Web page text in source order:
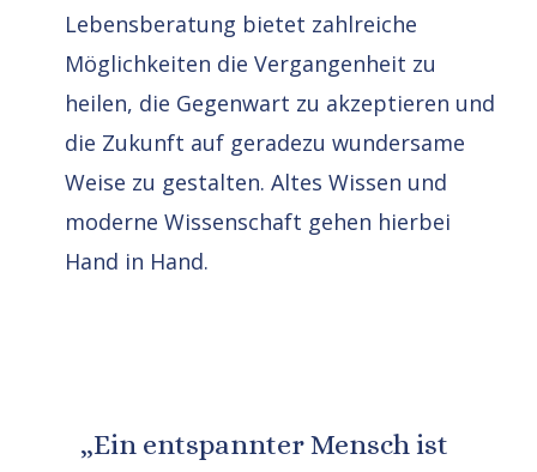
„Ein entspannterMensch ist
Lebensberatung bietet zahlreiche
Möglichkeiten die Vergangenheit zu
heilen, die Gegenwart zu akzeptieren und
die Zukunft auf geradezu wundersame
Weise zu gestalten. Altes Wissen und
moderne Wissenschaft gehen hierbei
Hand in Hand.